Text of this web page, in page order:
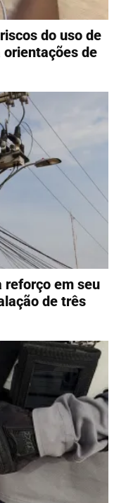
do uso de
de
reforço em seu
de três